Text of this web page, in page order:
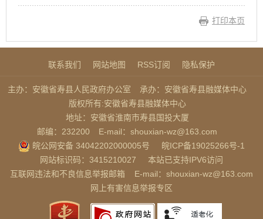
打印本页
联系我们 网站地图 RSS订阅 隐私保护
主办：安徽省寿县人民政府办公室
承办：安徽省寿县融媒体中心
版权所有:安徽省寿县融媒体中心
地址：安徽省淮南市寿县国投大厦
邮编：232200
E-mail：shouxian-wz@163.com
皖公网安备 34042202000005号
皖ICP备19025266号-1
网站标识码：3415210027
本站已支持IPV6访问
互联网违法和不良信息举报邮箱
E-mail：shouxian-wz@163.com
网上有害信息举报专区